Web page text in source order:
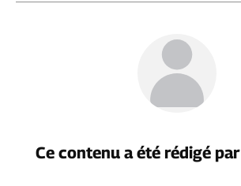
Ce contenu a été rédigé par